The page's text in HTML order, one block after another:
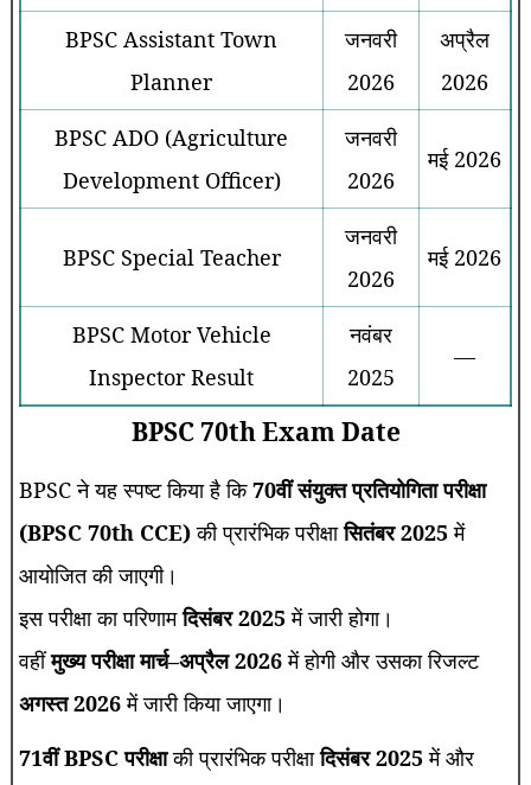
BPSC Assistant Town
Planner
जनवरी
2026
अप्रैल
2026
BPSC ADO (Agriculture
Development Officer)
जनवरी
2026
मई 2026
BPSC Special Teacher
जनवरी
2026
मई 2026
BPSC Motor Vehicle
Inspector Result
नवंबर
2025
—
BPSC 70th Exam Date
BPSC ने यह स्पष्ट किया है कि70वीं संयुक्त प्रतियोगिता परीक्षा
(BPSC 70th CCE)की प्रारंभिक परीक्षासितंबर 2025 में
आयोजित की जाएगी।
इस परीक्षा का परिणामदिसंबर 2025 में जारी होगा।
वहींमुख्य परीक्षा मार्च–अप्रैल 2026में होगी और उसका रिजल्ट
अगस्त 2026में जारी किया जाएगा।
71वीं BPSC परीक्षाकी प्रारंभिक परीक्षादिसंबर 2025 में और